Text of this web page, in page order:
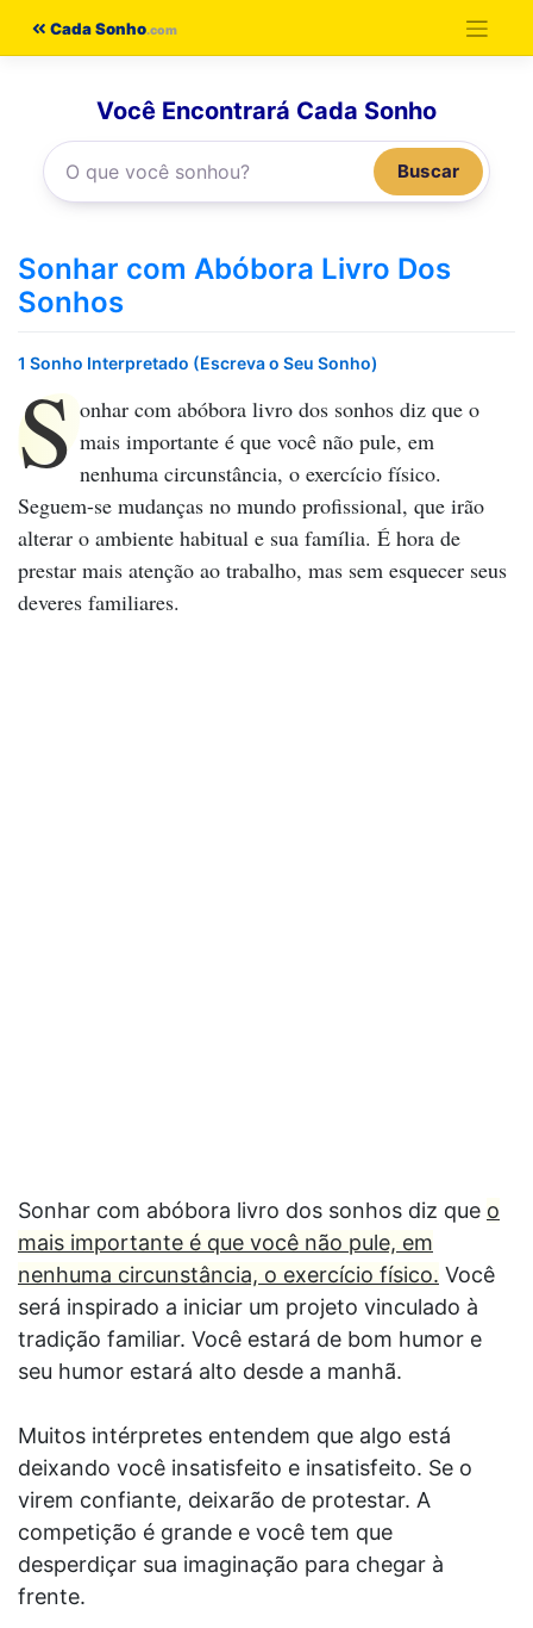
Cada Sonho
Você Encontrará Cada Sonho
Buscar
Sonhar com Abóbora Livro Dos
Sonhos
1 Sonho Interpretado (Escreva o Seu Sonho)
S onhar com abóbora livro dos sonhos diz que o
mais importante é que você não pule, em
nenhuma circunstância, o exercício físico.
Seguem-se mudanças no mundo profissional, que irão
alterar o ambiente habitual e sua família. É hora de
prestar mais atenção ao trabalho, mas sem esquecer seus
deveres familiares.
Sonhar com abóbora livro dos sonhos diz que o
mais importante é que você não pule, em
nenhuma circunstância, o exercício físico. Você
será inspirado a iniciar um projeto vinculado à
tradição familiar. Você estará de bom humor e
seu humor estará alto desde a manhã.
Muitos intérpretes entendem que algo está
deixando você insatisfeito e insatisfeito. Se o
virem confiante, deixarão de protestar. A
competição é grande e você tem que
desperdiçar sua imaginação para chegar à
frente.